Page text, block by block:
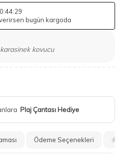
:44:28
bugün kargoda
kovucu
Plaj Çantası Hediye
Ödeme Seçenekleri